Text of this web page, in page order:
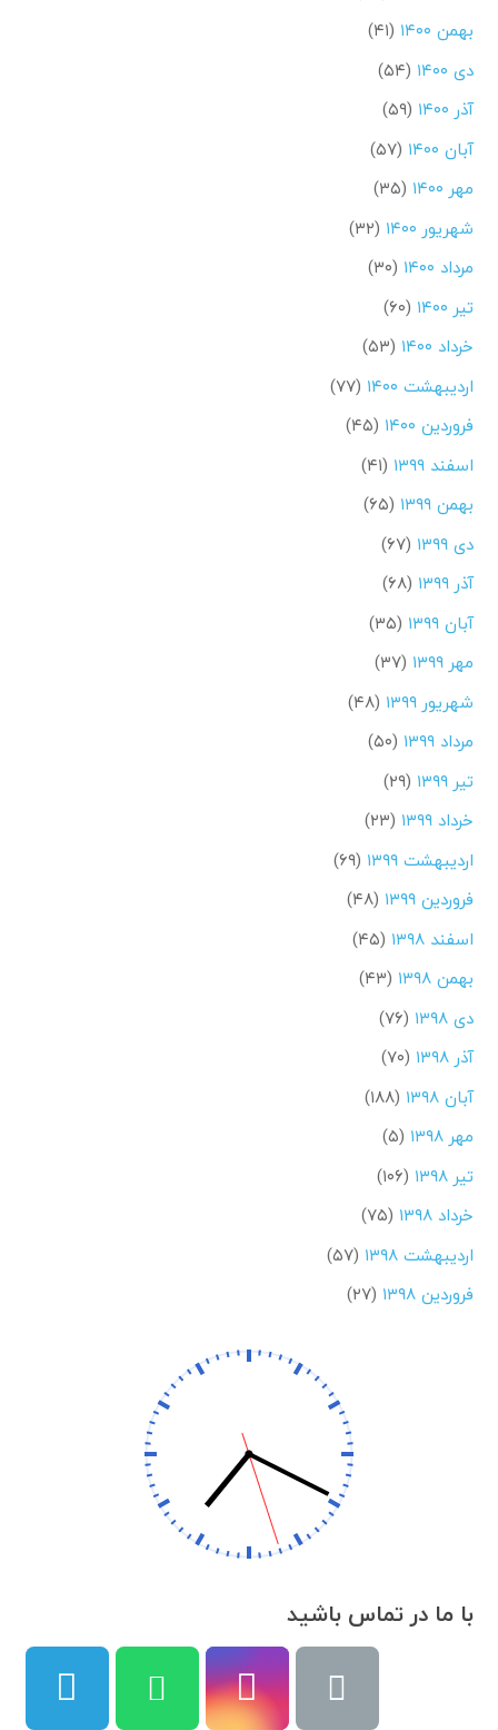
بهمن ۱۴۰۰
(۴۱)
دی ۱۴۰۰
(۵۴)
آذر ۱۴۰۰
(۵۹)
آبان ۱۴۰۰
(۵۷)
مهر ۱۴۰۰
(۳۵)
شهریور ۱۴۰۰
(۳۲)
مرداد ۱۴۰۰
(۳۰)
تیر ۱۴۰۰
(۶۰)
خرداد ۱۴۰۰
(۵۳)
اردیبهشت ۱۴۰۰
(۷۷)
فروردین ۱۴۰۰
(۴۵)
اسفند ۱۳۹۹
(۴۱)
بهمن ۱۳۹۹
(۶۵)
دی ۱۳۹۹
(۶۷)
آذر ۱۳۹۹
(۶۸)
آبان ۱۳۹۹
(۳۵)
مهر ۱۳۹۹
(۳۷)
شهریور ۱۳۹۹
(۴۸)
مرداد ۱۳۹۹
(۵۰)
تیر ۱۳۹۹
(۲۹)
خرداد ۱۳۹۹
(۲۳)
اردیبهشت ۱۳۹۹
(۶۹)
فروردین ۱۳۹۹
(۴۸)
اسفند ۱۳۹۸
(۴۵)
بهمن ۱۳۹۸
(۴۳)
دی ۱۳۹۸
(۷۶)
آذر ۱۳۹۸
(۷۰)
آبان ۱۳۹۸
(۱۸۸)
مهر ۱۳۹۸
(۵)
تیر ۱۳۹۸
(۱۰۶)
خرداد ۱۳۹۸
(۷۵)
اردیبهشت ۱۳۹۸
(۵۷)
فروردین ۱۳۹۸
(۲۷)
با ما در تماس باشید